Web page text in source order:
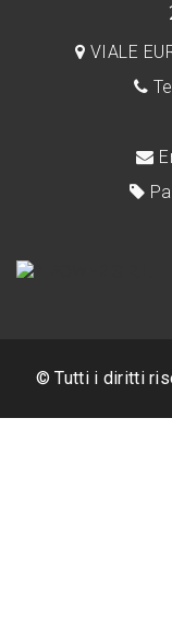
VIALE
© Tutti i diritti